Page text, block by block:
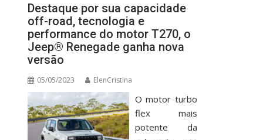
Destaque por sua capacidade
off-road, tecnologia e
performance do motor T270, o
Jeep® Renegade ganha nova
versão
05/05/2023 ElenCristina
O motor turbo
flex mais
potente da